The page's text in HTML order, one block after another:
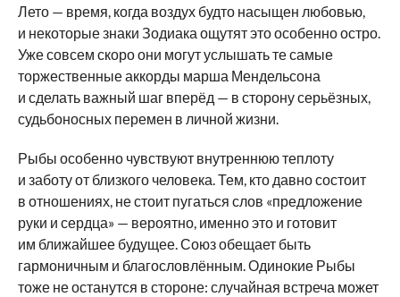
Лето — время, когда воздух будто насыщен любовью,
и некоторые знаки Зодиака ощутят это особенно остро.
Уже совсем скоро они могут услышать те самые
торжественные аккорды марша Мендельсона
и сделать важный шаг вперёд — в сторону серьёзных,
судьбоносных перемен в личной жизни.
Рыбы особенно чувствуют внутреннюю теплоту
и заботу от близкого человека. Тем, кто давно состоит
в отношениях, не стоит пугаться слов «предложение
руки и сердца» — вероятно, именно это и готовит
им ближайшее будущее. Союз обещает быть
гармоничным и благословлённым. Одинокие Рыбы
тоже не останутся в стороне: случайная встреча может